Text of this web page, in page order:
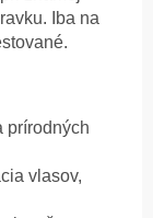
Iba na
prírodných
vlasov,